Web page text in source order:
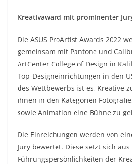
Kreativaward mit prominenter
Die ASUS ProArtist Awards 2022
gemeinsam mit Pantone und
ArtCenter College of Design in
Top-Designeinrichtungen in den
des Wettbewerbs ist es, Kreative
ihnen in den Kategorien
sowie Animation eine Bühne zu
Die Einreichungen werden von
Jury bewertet. Diese setzt sich aus
Führungspersönlichkeiten der